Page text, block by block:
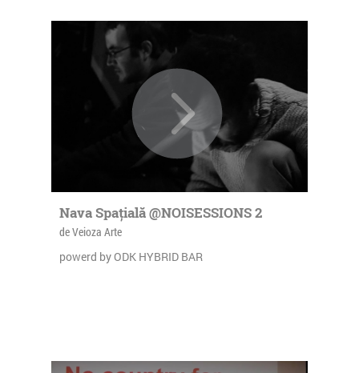
Nava Spațială @NOISESSIONS 2
de Veioza Arte
powerd by ODK HYBRID BAR